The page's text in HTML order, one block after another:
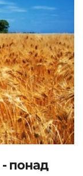
понад